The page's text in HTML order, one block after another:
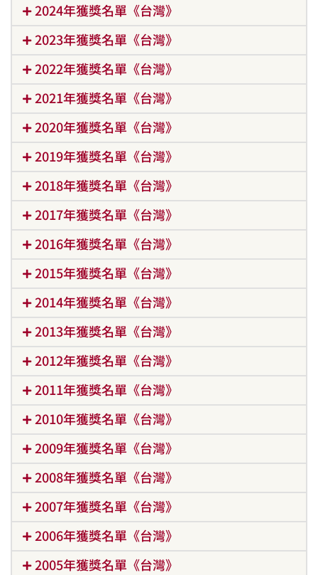
2024年獲獎名單《台灣》
2023年獲獎名單《台灣》
2022年獲獎名單《台灣》
2021年獲獎名單《台灣》
2020年獲獎名單《台灣》
2019年獲獎名單《台灣》
2018年獲獎名單《台灣》
2017年獲獎名單《台灣》
2016年獲獎名單《台灣》
2015年獲獎名單《台灣》
2014年獲獎名單《台灣》
2013年獲獎名單《台灣》
2012年獲獎名單《台灣》
2011年獲獎名單《台灣》
2010年獲獎名單《台灣》
2009年獲獎名單《台灣》
2008年獲獎名單《台灣》
2007年獲獎名單《台灣》
2006年獲獎名單《台灣》
2005年獲獎名單《台灣》